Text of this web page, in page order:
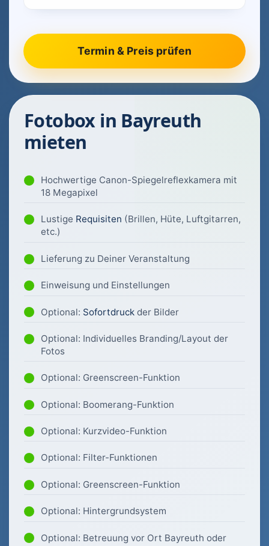
Fotobox in Bayreuth
mieten
Hochwertige Canon-Spiegelreflexkamera mit
18 Megapixel
Lustige Requisiten (Brillen, Hüte, Luftgitarren,
etc.)
Lieferung zu Deiner Veranstaltung
Einweisung und Einstellungen
Optional: Sofortdruck der Bilder
Optional: Individuelles Branding/Layout der
Fotos
Optional: Greenscreen-Funktion
Optional: Boomerang-Funktion
Optional: Kurzvideo-Funktion
Optional: Filter-Funktionen
Optional: Greenscreen-Funktion
Optional: Hintergrundsystem
Optional: Betreuung vor Ort Bayreuth oder